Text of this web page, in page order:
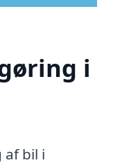
i
bil i